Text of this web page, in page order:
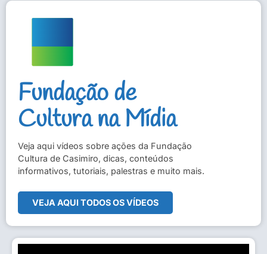
Fundação de
Cultura na Mídia
Veja aqui vídeos sobre ações da Fundação
Cultura de Casimiro, dicas, conteúdos
informativos, tutoriais, palestras e muito mais.
VEJA AQUI TODOS OS VÍDEOS